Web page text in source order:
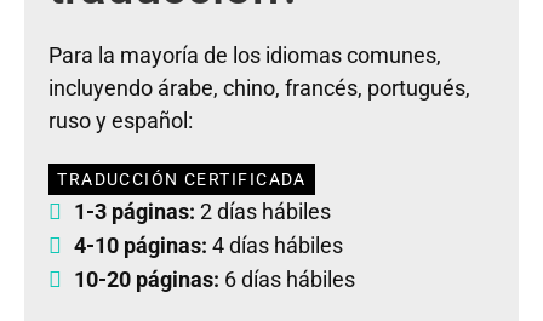
Para la mayoría de los idiomas comunes,
incluyendo árabe, chino, francés, portugués,
ruso y español:
TRADUCCIÓN CERTIFICADA
1-3 páginas: 2 días hábiles
4-10 páginas: 4 días hábiles
10-20 páginas: 6 días hábiles